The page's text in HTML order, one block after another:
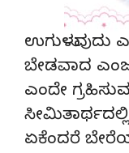
ಬೇಡವಾದ
ಎಂದೇ
ಸೀಮಿತಾರ್ಥದಲ್ಲಿ
ಏಕೆಂದರೆ